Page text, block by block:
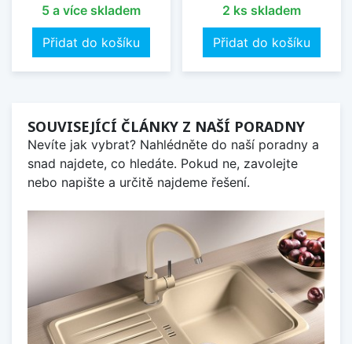
5 a více skladem
Přidat do košíku
2 ks skladem
Přidat do košíku
SOUVISEJÍCÍ ČLÁNKY Z NAŠÍ PORADNY
Nevíte jak vybrat? Nahlédněte do naší poradny a
snad najdete, co hledáte. Pokud ne, zavolejte
nebo napište a určitě najdeme řešení.